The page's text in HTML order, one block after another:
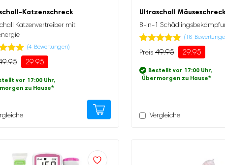
Katzenschreck
Katzenvertreiber mit
mit
von 5,
(4 Bewertungen)
29.95
vor 17:00 Uhr,
zu Hause*
Ultraschall
8-in-1
Bewertet
mit4.72
basierend
auf
18
(18
49.95
Ursprünglicher
war:
49.95
29.95
Aktueller
ist:
29.95.
Bestellt vor 17:00 Uhr,
Übermorgen zu Hause*
Vergleiche